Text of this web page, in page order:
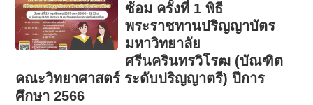
ซ้อม ครั้งที่ 1 พิธี
พระราชทานปริญญาบัตร
มหาวิทยาลัย
ศรีนครินทรวิโรฒ (บัณฑิต
คณะวิทยาศาสตร์ ระดับปริญญาตรี) ปีการ
ศึกษา 2566